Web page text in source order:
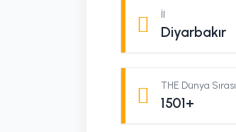
İl
Diyarbakır
THE Dünya Sırası
1501+